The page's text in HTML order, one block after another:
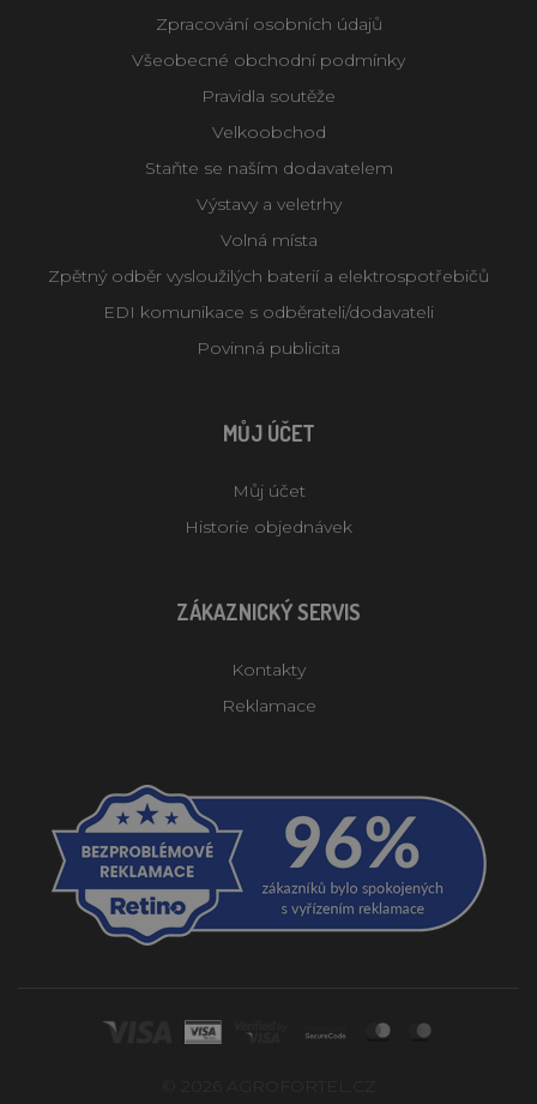
Zpracování osobních údajů
Všeobecné obchodní podmínky
Pravidla soutěže
Velkoobchod
Staňte se naším dodavatelem
Výstavy a veletrhy
Volná místa
Zpětný odběr vysloužilých baterií a elektrospotřebičů
EDI komunikace s odběrateli/dodavateli
Povinná publicita
MŮJ ÚČET
Můj účet
Historie objednávek
ZÁKAZNICKÝ SERVIS
Kontakty
Reklamace